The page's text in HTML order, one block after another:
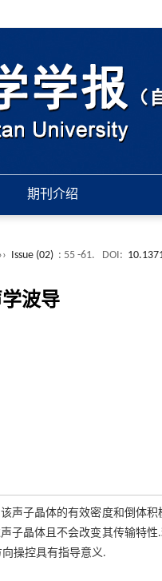
期刊介绍
›› Issue (02) : 55 -61. DOI:
波导
声子晶体的有效密度和倒体
子晶体且不会改变其传输特
操控具有指导意义.